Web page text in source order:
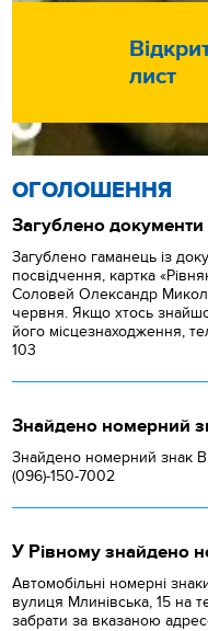
лист
ОГОЛОШЕННЯ
Загублено документи
Загублено гаманець із
посвідчення, картка
Соловей Олександр
червня. Якщо хтось
його місцезнаходження,
103
Знайдено номерний
Знайдено номерний знак
(096)-150-7002
У Рівному знайдено
Автомобільні номерні
вулиця Млинівська, 15 на
забрати за вказаною